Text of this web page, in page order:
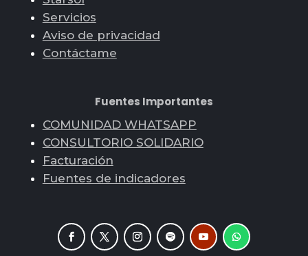
Servicios
Aviso de privacidad
Contáctame
Fuentes Importantes
COMUNIDAD WHATSAPP
CONSULTORIO SOLIDARIO
Facturación
Fuentes de indicadores